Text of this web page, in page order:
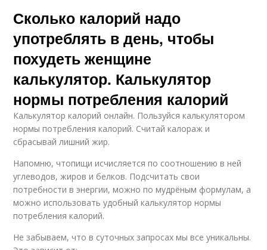
Сколько калорий надо
употреблять в день, чтобы
похудеть женщине
калькулятор. Калькулятор
нормы потребления калорий
Калькулятор калорий онлайн. Пользуйся калькулятором
нормы потребления калорий. Считай калораж и
сбрасывай лишний жир.
Напомню, чтопищи исчисляется по соотношению в ней
углеводов, жиров и белков. Подсчитать свои
потребности в энергии, можно по мудрёным формулам, а
можно использовать удобный калькулятор нормы
потребления калорий.
Не забываем, что в суточных запросах мы все уникальны.